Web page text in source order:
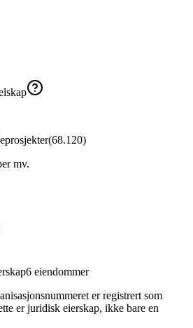
(68.120)
mv.
6 eiendommer
er registrert som
er juridisk eierskap, ikke bare en